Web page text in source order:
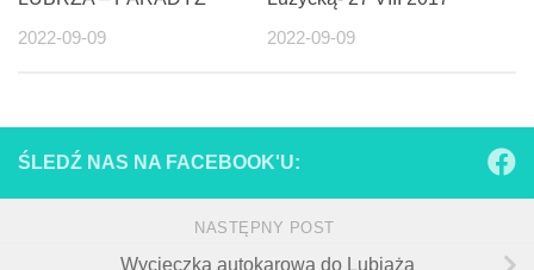
2022-09-09 2022-09-09
ŚLEDŹ NAS NA FACEBOOK'U:
NASTĘPNY POST
Wycieczka autokarowa do Lubiąża